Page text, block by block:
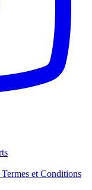
Termes et Conditions